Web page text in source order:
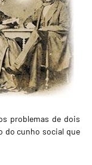
problemas de dois
do cunho social que